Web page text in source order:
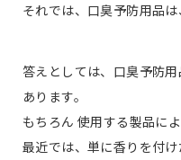
それでは、口臭予防用品
答えとしては、口臭予防
あります。
もちろん 使用する製品に
最近では、単に香りを付